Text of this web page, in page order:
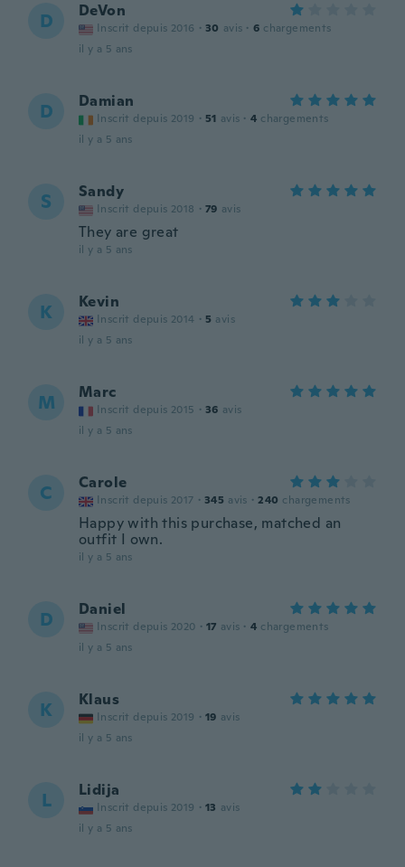
D DeVon
Inscrit depuis 2016 · 30 avis · 6 chargements
il y a 5 ans
D Damian
Inscrit depuis 2019 · 51 avis · 4 chargements
il y a 5 ans
S Sandy
Inscrit depuis 2018 · 79 avis
They are great
il y a 5 ans
K Kevin
Inscrit depuis 2014 · 5 avis
il y a 5 ans
M Marc
Inscrit depuis 2015 · 36 avis
il y a 5 ans
C Carole
Inscrit depuis 2017 · 345 avis · 240 chargements
Happy with this purchase, matched an
outfit I own.
il y a 5 ans
D Daniel
Inscrit depuis 2020 · 17 avis · 4 chargements
il y a 5 ans
K Klaus
Inscrit depuis 2019 · 19 avis
il y a 5 ans
L Lidija
Inscrit depuis 2019 · 13 avis
il y a 5 ans